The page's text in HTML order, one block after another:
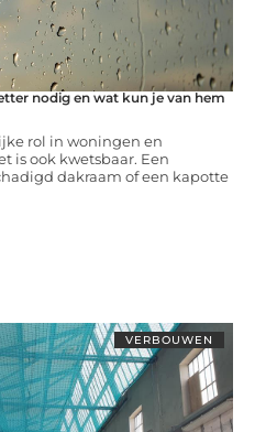
nodig en wat kun je van hem
rol in woningen en
is ook kwetsbaar. Een
dakraam of een kapotte
VERBOUWEN